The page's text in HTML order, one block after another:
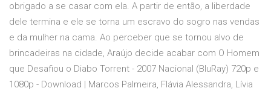
obrigado a se casar com ela. A partir de então, a liberdade
dele termina e ele se torna um escravo do sogro nas vendas
e da mulher na cama. Ao perceber que se tornou alvo de
brincadeiras na cidade, Araújo decide acabar com O Homem
que Desafiou o Diabo Torrent - 2007 Nacional (BluRay) 720p e
1080p - Download | Marcos Palmeira, Flávia Alessandra, Lívia